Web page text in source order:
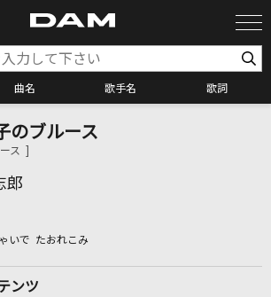
曲名 歌手名 歌詞
カラオケ検索
のブルース
ス ]
郎
いで たおれこみ
ンツ